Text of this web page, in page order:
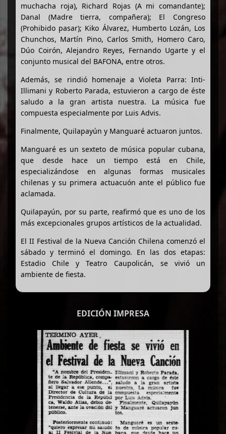
muchacha roja), Richard Rojas (A mi comandante);
Danal (Madre tierra, compañera); El Congreso
(Prohibido pasar); Kiko Álvarez, Humberto Lozán, Los
Chunchos, Martín Pino, Carlos Smith, Homero Caro,
Dúo Coirón, Alejandro Reyes, Fernando Ugarte y el
conjunto musical del BAFONA, entre otros.
Además, se rindió homenaje a Violeta Parra: Inti-
Illimani y Roberto Parada, estuvieron a cargo de éste
saludo a la gran artista nuestra. La música fue
compuesta especialmente por Luis Advis.
Finalmente, Quilapayún y Manguaré actuaron juntos.
Manguaré es un sexteto de música popular cubana,
que desde hace un tiempo está en Chile,
especializándose en algunas formas musicales
chilenas y su primera actuacuón ante el público fue
aclamada.
Quilapayún, por su parte, reafirmó que es uno de los
más excepcionales grupos artísticos de la actualidad.
El II Festival de la Nueva Canción Chilena comenzó el
sábado y terminó el domingo. En las dos etapas:
Estadio Chile y Teatro Caupolicán, se vivió un
ambiente de fiesta.
EDICIÓN IMPRESA